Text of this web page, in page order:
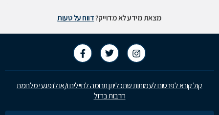
מצאת מידע לא מדוייק?דווח על טעות
קול קורא לפרסום לעמותות שתכליתן תרומה לחיילים ו/או לנפגעי מלחמת
חרבות ברזל